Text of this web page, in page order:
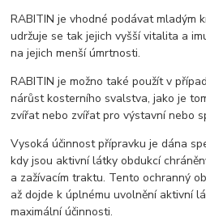
RABITIN je vhodné podávat mladým
udržuje se tak jejich vyšší vitalita a
na jejich menší úmrtnosti.
RABITIN je možno také použít v
nárůst kosterního svalstva, jako je
zvířat nebo zvířat pro výstavní nebo
Vysoká účinnost přípravku je dána
kdy jsou aktivní látky obdukcí
a zažívacím traktu. Tento ochranný
až dojde k úplnému uvolnění aktivní
maximální účinnosti.